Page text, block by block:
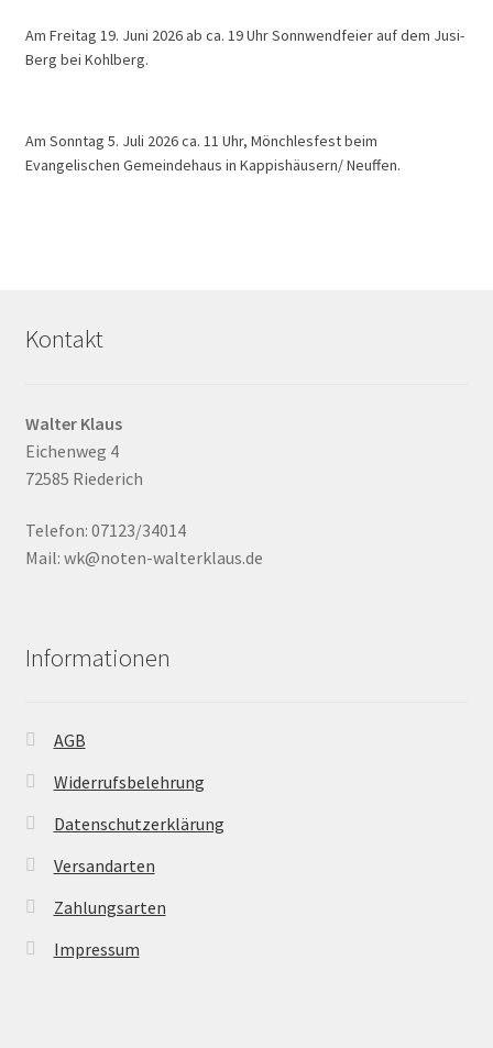
Am Freitag 19. Juni 2026 ab ca. 19 Uhr Sonnwendfeier auf dem Jusi-
Berg bei Kohlberg.
Am Sonntag 5. Juli 2026 ca. 11 Uhr, Mönchlesfest beim
Evangelischen Gemeindehaus in Kappishäusern/ Neuffen.
Kontakt
Walter Klaus
Eichenweg 4
72585 Riederich
Telefon: 07123/34014
Mail: wk@noten-walterklaus.de
Informationen
AGB
Widerrufsbelehrung
Datenschutzerklärung
Versandarten
Zahlungsarten
Impressum